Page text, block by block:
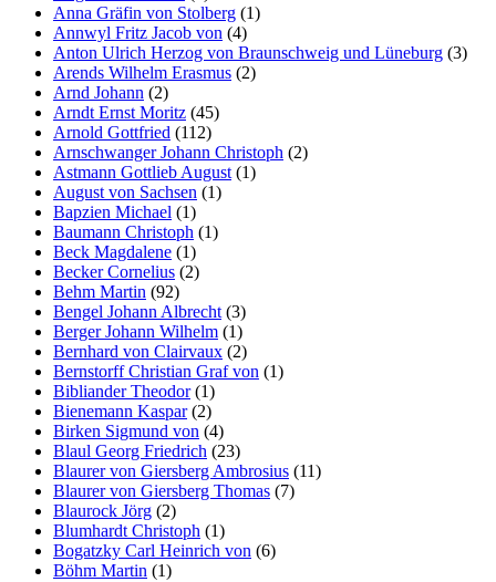
Anna Gräfin von Stolberg (1)
Annwyl Fritz Jacob von (4)
Anton Ulrich Herzog von Braunschweig und Lüneburg (3)
Arends Wilhelm Erasmus (2)
Arnd Johann (2)
Arndt Ernst Moritz (45)
Arnold Gottfried (112)
Arnschwanger Johann Christoph (2)
Astmann Gottlieb August (1)
August von Sachsen (1)
Bapzien Michael (1)
Baumann Christoph (1)
Beck Magdalene (1)
Becker Cornelius (2)
Behm Martin (92)
Bengel Johann Albrecht (3)
Berger Johann Wilhelm (1)
Bernhard von Clairvaux (2)
Bernstorff Christian Graf von (1)
Bibliander Theodor(1)
Bienemann Kaspar(2)
Birken Sigmund von (4)
Blaul Georg Friedrich (23)
Blaurer von Giersberg Ambrosius (11)
Blaurer von Giersberg Thomas (7)
Blaurock Jörg (2)
Blumhardt Christoph (1)
Bogatzky Carl Heinrich von (6)
Böhm Martin (1)